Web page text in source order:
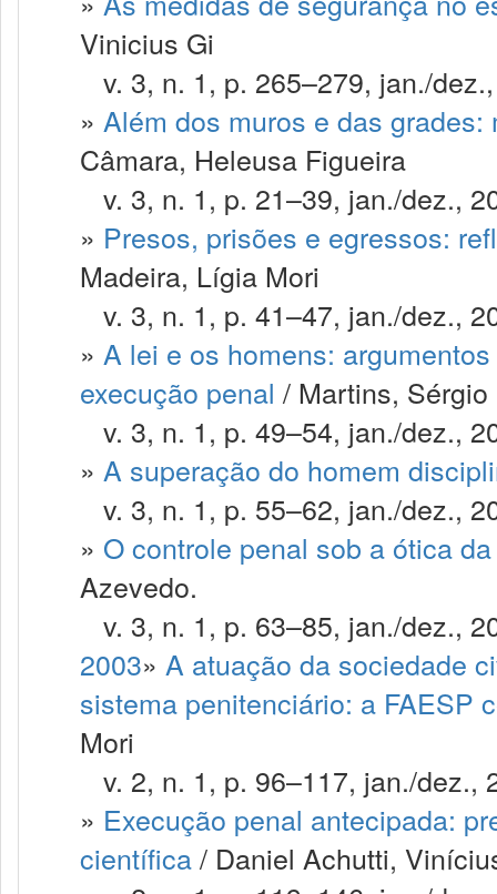
Vinicius Gi
v. 3, n. 1, p. 265–279, jan./
» Além dos muros e das
Câmara, Heleusa Figueira
v. 3, n. 1, p. 21–39, jan./dez.,
» Presos, prisões e egressos:
Madeira, Lígia Mori
v. 3, n. 1, p. 41–47, jan./dez.,
» A lei e os homens:
execução penal / Martins,
v. 3, n. 1, p. 49–54, jan./dez.,
» A superação do homem
v. 3, n. 1, p. 55–62, jan./dez.,
» O controle penal sob a ótica
Azevedo.
v. 3, n. 1, p. 63–85, jan./dez.,
2003» A atuação da sociedade
sistema penitenciário: a FAESP
Mori
v. 2, n. 1, p. 96–117, jan./dez.,
» Execução penal antecipada:
científica/ Daniel Achutti,